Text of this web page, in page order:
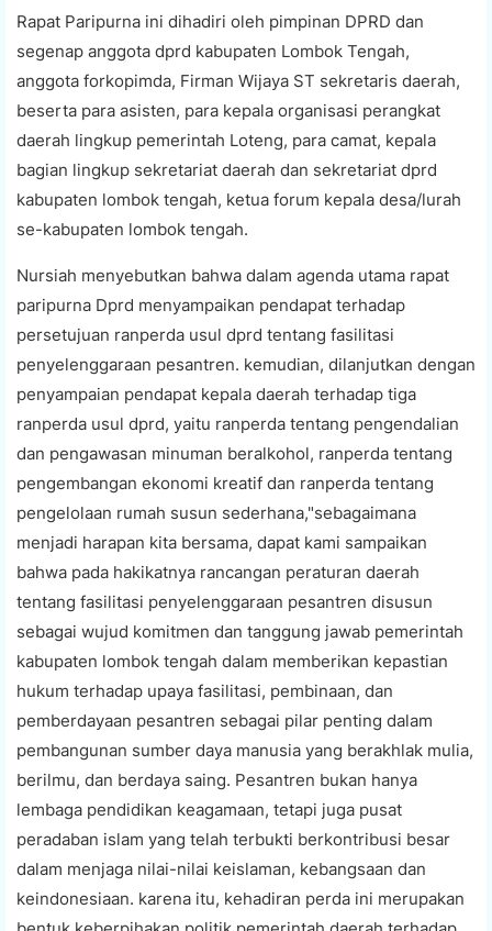
Rapat Paripurna ini dihadiri oleh pimpinan DPRD dan
segenap anggota dprd kabupaten Lombok Tengah,
anggota forkopimda, Firman Wijaya ST sekretaris daerah,
beserta para asisten, para kepala organisasi perangkat
daerah lingkup pemerintah Loteng, para camat, kepala
bagian lingkup sekretariat daerah dan sekretariat dprd
kabupaten lombok tengah, ketua forum kepala desa/lurah
se-kabupaten lombok tengah.
Nursiah menyebutkan bahwa dalam agenda utama rapat
paripurna Dprd menyampaikan pendapat terhadap
persetujuan ranperda usul dprd tentang fasilitasi
penyelenggaraan pesantren. kemudian, dilanjutkan dengan
penyampaian pendapat kepala daerah terhadap tiga
ranperda usul dprd, yaitu ranperda tentang pengendalian
dan pengawasan minuman beralkohol, ranperda tentang
pengembangan ekonomi kreatif dan ranperda tentang
pengelolaan rumah susun sederhana,"sebagaimana
menjadi harapan kita bersama, dapat kami sampaikan
bahwa pada hakikatnya rancangan peraturan daerah
tentang fasilitasi penyelenggaraan pesantren disusun
sebagai wujud komitmen dan tanggung jawab pemerintah
kabupaten lombok tengah dalam memberikan kepastian
hukum terhadap upaya fasilitasi, pembinaan, dan
pemberdayaan pesantren sebagai pilar penting dalam
pembangunan sumber daya manusia yang berakhlak mulia,
berilmu, dan berdaya saing. Pesantren bukan hanya
lembaga pendidikan keagamaan, tetapi juga pusat
peradaban islam yang telah terbukti berkontribusi besar
dalam menjaga nilai-nilai keislaman, kebangsaan dan
keindonesiaan. karena itu, kehadiran perda ini merupakan